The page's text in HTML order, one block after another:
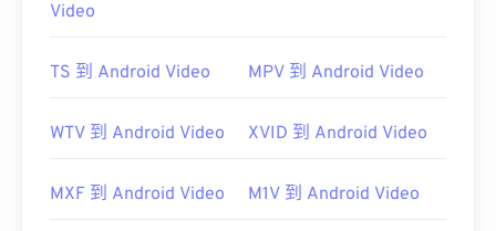
Video
TS 到 Android Video MPV 到 Android Video
WTV 到 Android Video XVID 到 Android Video
MXF 到 Android Video M1V 到 Android Video